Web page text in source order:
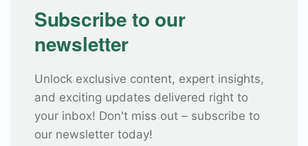
Subscribe to our
newsletter
Unlock exclusive content, expert insights,
and exciting updates delivered right to
your inbox! Don't miss out – subscribe to
our newsletter today!